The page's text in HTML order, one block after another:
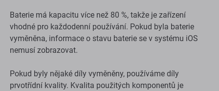
Baterie má kapacitu více než 80 %, takže je zařízení
vhodné pro každodenní používání. Pokud byla baterie
vyměněna, informace o stavu baterie se v systému iOS
nemusí zobrazovat.
Pokud byly nějaké díly vyměněny, používáme díly
prvotřídní kvality. Kvalita použitých komponentů je